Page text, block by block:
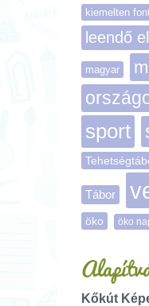
kiemelten
leendő
magyar
sport
Tábor
öko öko
Kőkút